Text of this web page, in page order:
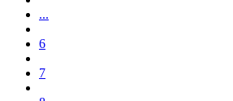
...
6
7